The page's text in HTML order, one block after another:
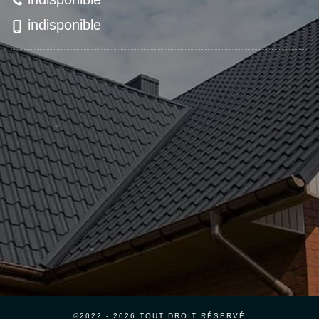
indisponible
©2022 - 2026 TOUT DROIT RÉSERVÉ